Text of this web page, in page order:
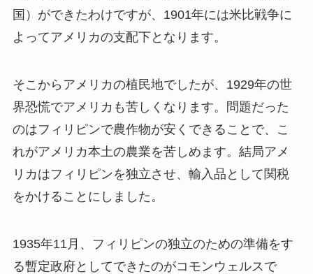
国） ができたわけですが、1901年には米比戦争に
よってアメリカの支配下となります。
そこからアメリカの植民地でしたが、1929年の世
界恐慌でアメリカも苦しくなります。問題だった
のはフィリピンで農作物が安くできることで、こ
れがアメリカ本土の農業を苦しめます。結局アメ
リカはフィリピンを独立させ、輸入品として関税
をかけることにしました。
1935年11月、フィリピンの独立のための準備をす
る暫定政府としてできたのがコモンウェルス で